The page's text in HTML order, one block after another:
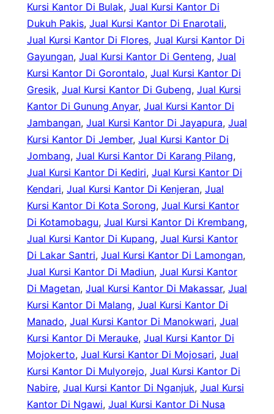
Kursi Kantor Di Bulak, Jual Kursi Kantor Di
Dukuh Pakis, Jual Kursi Kantor Di Enarotali
Jual Kursi Kantor Di Flores, Jual Kursi Kantor Di
Gayungan, Jual Kursi Kantor Di Genteng, Jual
Kursi Kantor Di Gorontalo, Jual Kursi Kantor Di
Gresik, Jual Kursi Kantor Di Gubeng, Jual Kursi
Kantor Di Gunung Anyar, Jual Kursi Kantor Di
Jambangan, Jual Kursi Kantor Di Jayapura, Jual
Kursi Kantor Di Jember, Jual Kursi Kantor Di
Jombang, Jual Kursi Kantor Di Karang Pilang
Jual Kursi Kantor Di Kediri, Jual Kursi Kantor Di
Kendari, Jual Kursi Kantor Di Kenjeran, Jual
Kursi Kantor Di Kota Sorong, Jual Kursi Kantor
Di Kotamobagu, Jual Kursi Kantor Di Krembang
Jual Kursi Kantor Di Kupang, Jual Kursi Kantor
Di Lakar Santri, Jual Kursi Kantor Di Lamongan
Jual Kursi Kantor Di Madiun, Jual Kursi Kantor
Di Magetan, Jual Kursi Kantor Di Makassar, Jual
Kursi Kantor Di Malang, Jual Kursi Kantor Di
Manado, Jual Kursi Kantor Di Manokwari, Jual
Kursi Kantor Di Merauke, Jual Kursi Kantor Di
Mojokerto, Jual Kursi Kantor Di Mojosari, Jual
Kursi Kantor Di Mulyorejo, Jual Kursi Kantor Di
Nabire, Jual Kursi Kantor Di Nganjuk, Jual Kursi
Kantor Di Ngawi, Jual Kursi Kantor Di Nusa